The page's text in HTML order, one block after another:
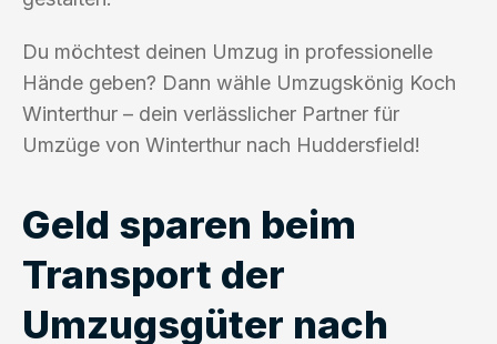
Du möchtest deinen Umzug in professionelle
Hände geben? Dann wähle Umzugskönig Koch
Winterthur – dein verlässlicher Partner für
Umzüge von Winterthur nach Huddersfield!
Geld sparen beim
Transport der
Umzugsgüter nach